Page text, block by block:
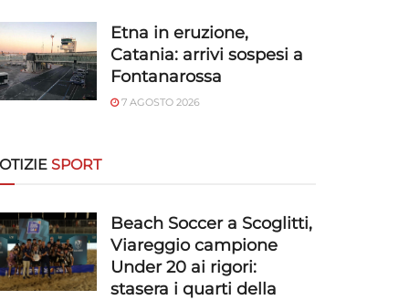
Etna in eruzione,
Catania: arrivi sospesi a
Fontanarossa
7 AGOSTO 2026
SPORT
Beach Soccer a Scoglitti,
Viareggio campione
Under 20 ai rigori:
stasera i quarti della